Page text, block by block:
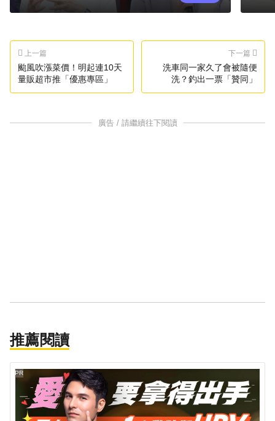
上一篇
颱風吹漲菜價！明起連10天
量販超市推「優惠專區」
下一篇
洗車同一家久了會被隨便
洗？釣出一票「贊同」
廣告 / 請繼續往下閱讀
推薦閱讀
PR